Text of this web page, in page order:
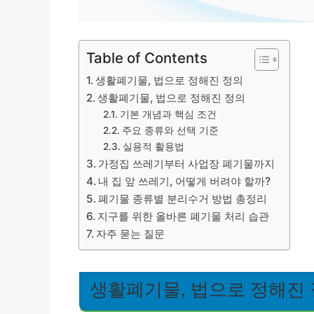
Table of Contents
생활폐기물, 법으로 정해진 정의
생활폐기물, 법으로 정해진 정의
기본 개념과 핵심 조건
주요 종류와 선택 기준
실용적 활용법
가정집 쓰레기부터 사업장 폐기물까지
내 집 앞 쓰레기, 어떻게 버려야 할까?
폐기물 종류별 분리수거 방법 총정리
지구를 위한 올바른 폐기물 처리 습관
자주 묻는 질문
생활폐기물, 법으로 정해진